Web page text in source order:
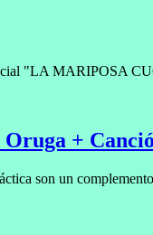
"LA MARIPOSA
+
son un